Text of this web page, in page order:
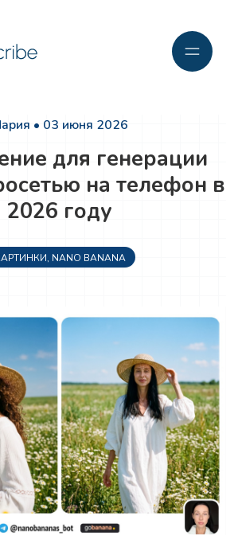
• 03 июня 2026
для генерации
на телефон в
2026 году
, NANO BANANA